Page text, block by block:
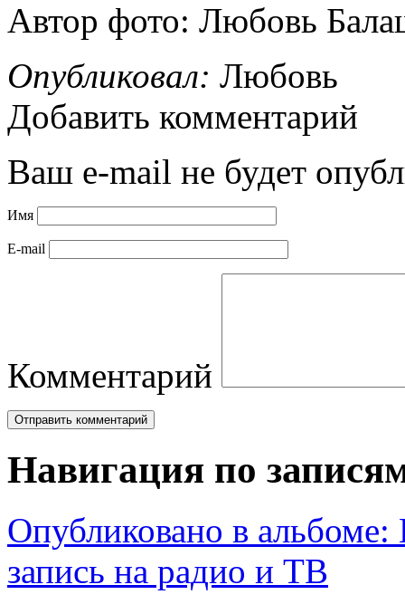
Автор фото: Любовь
Опубликовал: Любовь
Добавить комментарий
Ваш e-mail не будет
Имя
E-mail
Комментарий
Навигация по
Опубликовано в альбоме:
запись на радио и ТВ